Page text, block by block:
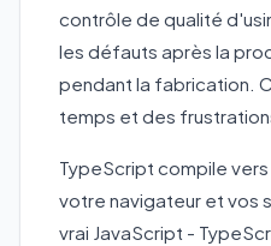
contrôle de qualité
les défauts après la
pendant la fabrication.
temps et des
TypeScript compile
votre navigateur et vos
vrai JavaScript -